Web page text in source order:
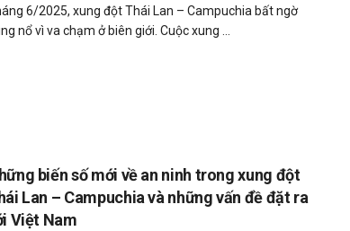
6/2025, xung đột Thái Lan – Campuchia bất ngờ
nổ vì va chạm ở biên giới. Cuộc xung ...
biến số mới về an ninh trong xung đột
Lan – Campuchia và những vấn đề đặt ra
Việt Nam